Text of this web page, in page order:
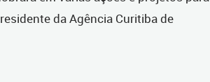
da Agência Curitiba de